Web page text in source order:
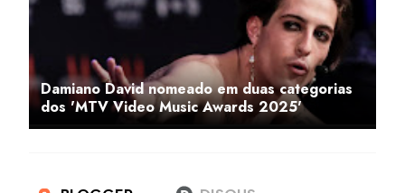
Damiano David nomeado em duas categorias
dos 'MTV Video Music Awards 2025'